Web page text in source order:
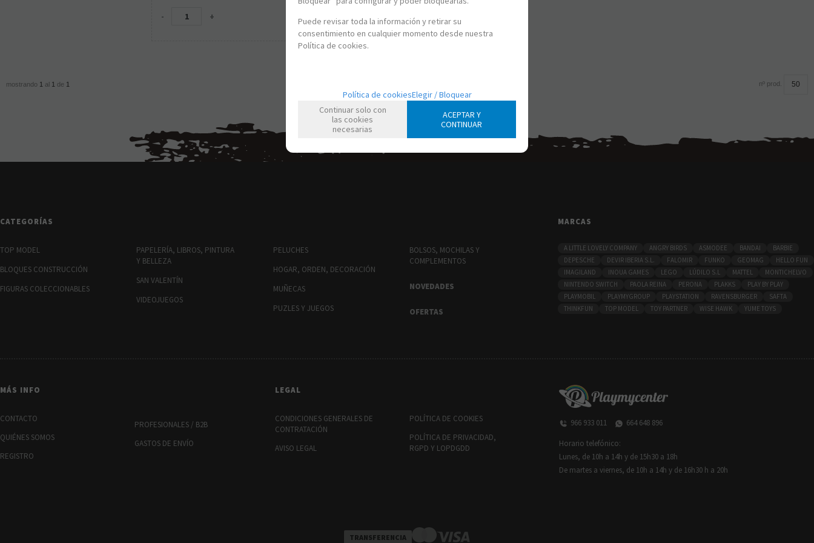
- +
mostrando 1 al 1 de 1 nº prod.
CATEGORÍAS
TOP MODEL
BLOQUES CONSTRUCCIÓN
FIGURAS COLECCIONABLES
PAPELERÍA, LIBROS, PINTURA
Y BELLEZA
SAN VALENTÍN
VIDEOJUEGOS
PELUCHES
HOGAR, ORDEN, DECORACIÓN
MUÑECAS
PUZLES Y JUEGOS
BOLSOS, MOCHILAS Y
COMPLEMENTOS
NOVEDADES
OFERTAS
MARCAS
A LITTLE LOVELY COMPANY ANGRY BIRDS ASMODEE BANDAI
BARBIE
DEPESCHE
DEVIR IBERIA S.L. FALOMIR FUNKO GEOMAG
HELLO FUN
IMAGILAND
INOUA GAMES LEGO LÚDILO S.L MATTEL
MONTICHELVO
NINTENDO SWITCH
PAOLA REINA PERONA PLAKKS
PLAY BY PLAY
PLAYMOBIL
PLAYMYGROUP PLAYSTATION RAVENSBURGER
SAFTA
THINKFUN
TOP MODEL TOY PARTNER WISE HAWK YUME TOYS
MÁS INFO
CONTACTO
QUIÉNES SOMOS
REGISTRO
PROFESIONALES / B2B
GASTOS DE ENVÍO
LEGAL
CONDICIONES GENERALES DE
CONTRATACIÓN
AVISO LEGAL
POLÍTICA DE COOKIES
POLÍTICA DE PRIVACIDAD,
RGPD Y LOPDGDD
966 933 011 664 648 896
Horario telefónico:
Lunes, de 10h a 14h y de 15h30 a 18h
De martes a viernes, de 10h a 14h y de 16h30 h a 20h
TRANSFERENCIA
Puede revisar toda la información y retirar su
consentimiento en cualquier momento desde nuestra
Política de cookies.
Política de cookiesElegir / Bloquear
Continuar solo con
las cookies
necesarias
ACEPTAR Y
CONTINUAR